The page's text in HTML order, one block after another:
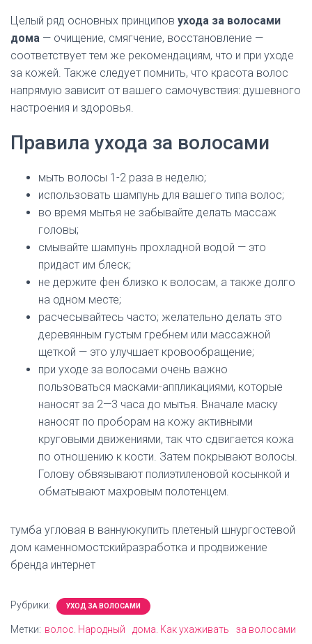
Целый ряд основных принципов ухода за волосами
дома — очищение, смягчение, восстановление —
соответствует тем же рекомендациям, что и при уходе
за кожей. Также следует помнить, что красота волос
напрямую зависит от вашего самочувствия: душевного
настроения и здоровья.
Правила ухода за волосами
мыть волосы 1-2 раза в неделю;
использовать шампунь для вашего типа волос;
во время мытья не забывайте делать массаж
головы;
смывайте шампунь прохладной водой — это
придаст им блеск;
не держите фен близко к волосам, а также долго
на одном месте;
расчесывайтесь часто; желательно делать это
деревянным густым гребнем или массажной
щеткой — это улучшает кровообращение;
при уходе за волосами очень важно
пользоваться масками-аппликациями, которые
наносят за 2—3 часа до мытья. Вначале маску
наносят по проборам на кожу активными
круговыми движениями, так что сдвигается кожа
по отношению к кости. Затем покрывают волосы.
Голову обвязывают полиэтиленовой косынкой и
обматывают махровым полотенцем.
тумба угловая в ваннуюкупить плетеный шнургостевой
дом каменномостскийразработка и продвижение
бренда интернет
Рубрики: УХОД ЗА ВОЛОСАМИ
Метки: волос. Народный дома. Как ухаживать за волосами